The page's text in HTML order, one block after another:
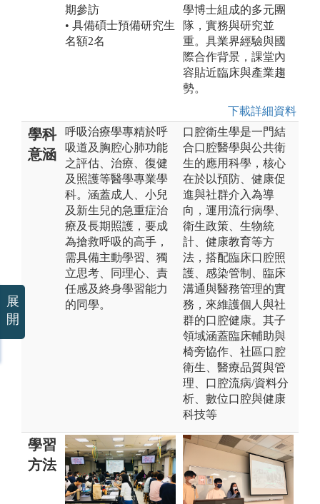
期參訪
• 具備碩士預備研究生
名額2名
學博士組成的多元團
隊，實務與研究並
重。具業界經驗與國
際合作背景，課堂內
容貼近臨床與產業趨
勢。
下載詳細資料
學科
意涵
呼吸治療學專精於呼
吸道及胸腔心肺功能
之評估、治療、復健
及照護等醫學專業學
科。涵蓋成人、小兒
及新生兒的急重症治
療及長期照護，要成
為搶救呼吸的高手，
需具備主動學習、獨
立思考、同理心、責
任感及終身學習能力
的同學。
口腔衛生學是一門結
合口腔醫學與公共衛
生的應用科學，核心
在於以預防、健康促
進與社群介入為導
向，運用流行病學、
衛生政策、生物統
計、健康教育等方
法，搭配臨床口腔照
護、感染管制、臨床
溝通與醫務管理的實
務，來維護個人與社
群的口腔健康。其子
領域涵蓋臨床輔助與
椅旁協作、社區口腔
衛生、醫療品質與管
理、口腔流病/資料分
析、數位口腔與健康
科技等
學習
方法
展
開